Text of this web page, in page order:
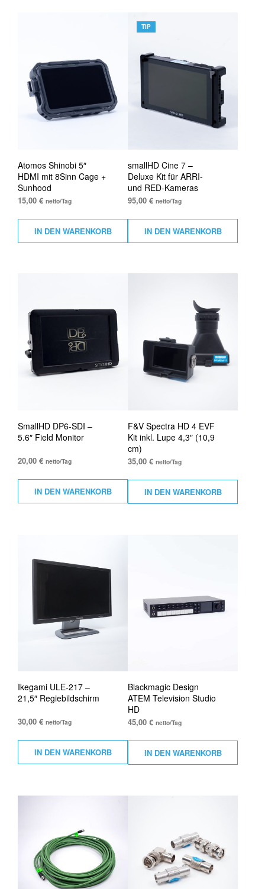
Atomos Shinobi 5″
HDMI mit 8Sinn Cage +
Sunhood
15,00 € netto/Tag
IN DEN WARENKORB
smallHD Cine 7 –
Deluxe Kit für ARRI-
und RED-Kameras
TIP
95,00€ netto/Tag
IN DEN WARENKORB
SmallHD DP6-SDI –
5.6″ Field Monitor
20,00 € netto/Tag
IN DEN WARENKORB
F&V Spectra HD 4 EVF
Kit inkl. Lupe 4,3″ (10,9
cm)
35,00€ netto/Tag
IN DEN WARENKORB
Ikegami ULE-217 –
21,5″ Regiebildschirm
30,00 € netto/Tag
IN DEN WARENKORB
Blackmagic Design
ATEM Television Studio
HD
45,00€ netto/Tag
IN DEN WARENKORB